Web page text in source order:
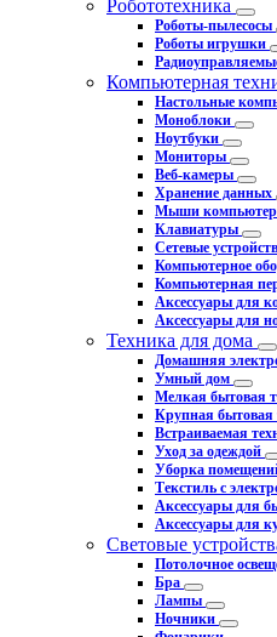
Робототехника
Роботы-пылесосы
Роботы игрушки
Компьютерная
Настольные
Моноблоки
Ноутбуки
Мониторы
Веб-камеры
Хранение данных
Мыши
Клавиатуры
Сетевые
Компьютерное
Компьютерная
Аксессуары для
Аксессуары для
Техника для дома
Домашняя
Умный дом
Мелкая бытовая
Крупная бытовая
Встраиваемая
Уход за одеждой
Уборка
Текстиль с
Аксессуары для
Аксессуары для
Световые
Потолочное
Бра
Лампы
Ночники